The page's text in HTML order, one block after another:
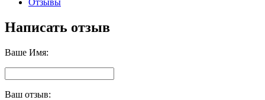
Написать отзыв
Ваше Имя:
Ваш отзыв: